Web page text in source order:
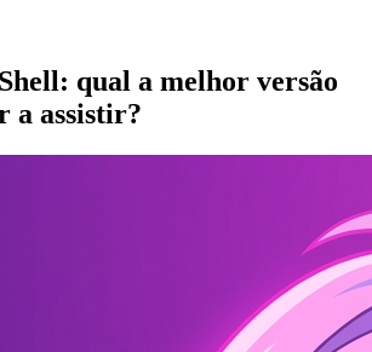
qual a melhor versão
a assistir?